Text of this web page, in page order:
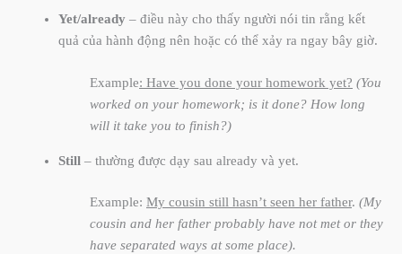
Yet/already – điều này cho thấy người nói tin rằng kết
quả của hành động nên hoặc có thể xảy ra ngay bây giờ.
Example: Have you done your homework yet? (You
worked on your homework; is it done? How long
will it take you to finish?)
Still – thường được dạy sau already và yet.
Example: My cousin still hasn’t seen her father. (My
cousin and her father probably have not met or they
have separated ways at some place).